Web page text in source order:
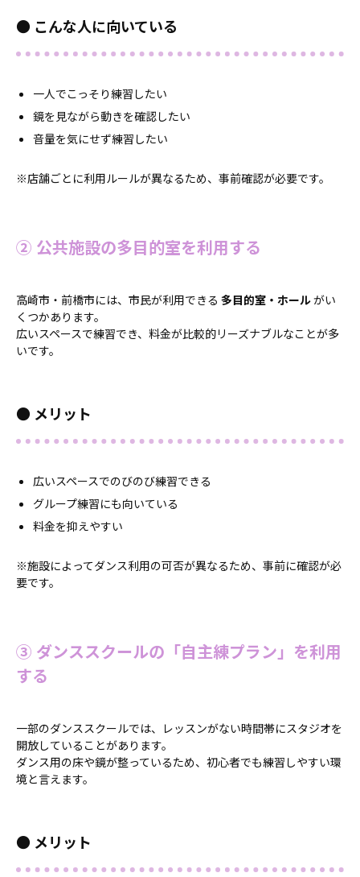
● こんな人に向いている
一人でこっそり練習したい
鏡を見ながら動きを確認したい
音量を気にせず練習したい
※店舗ごとに利用ルールが異なるため、事前確認が必要です。
② 公共施設の多目的室を利用する
高崎市・前橋市には、市民が利用できる 多目的室・ホールがい
くつかあります。
広いスペースで練習でき、料金が比較的リーズナブルなことが多
いです。
● メリット
広いスペースでのびのび練習できる
グループ練習にも向いている
料金を抑えやすい
※施設によってダンス利用の可否が異なるため、事前に確認が必
要です。
③ ダンススクールの「自主練プラン」を利用
する
一部のダンススクールでは、レッスンがない時間帯にスタジオを
開放していることがあります。
ダンス用の床や鏡が整っているため、初心者でも練習しやすい環
境と言えます。
● メリット